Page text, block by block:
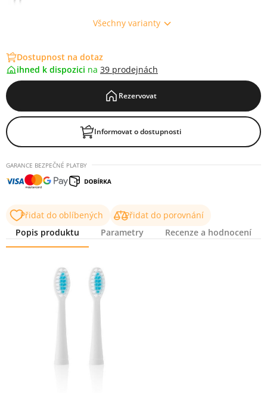
Všechny varianty
Dostupnost na dotaz
ihned k dispozici na 39 prodejnách
Rezervovat
Informovat o dostupnosti
GARANCE BEZPEČNÉ PLATBY
Přidat do oblíbených
Přidat do porovnání
Popis produktu
Parametry Recenze a hodnocení